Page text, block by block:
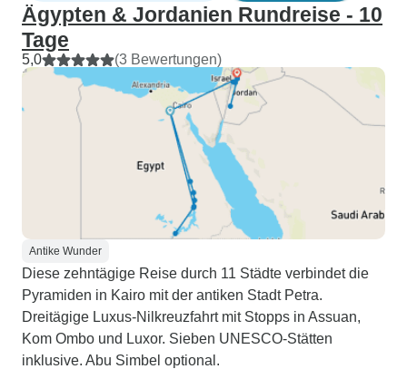
Ägypten & Jordanien Rundreise - 10
Tage
5,0 (3 Bewertungen)
Antike Wunder
Diese zehntägige Reise durch 11 Städte verbindet die
Pyramiden in Kairo mit der antiken Stadt Petra.
Dreitägige Luxus-Nilkreuzfahrt mit Stopps in Assuan,
Kom Ombo und Luxor. Sieben UNESCO-Stätten
inklusive. Abu Simbel optional.